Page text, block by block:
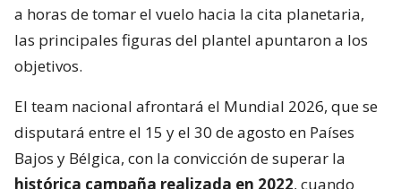
a horas de tomar el vuelo hacia la cita planetaria,
las principales figuras del plantel apuntaron a los
objetivos.
El team nacional afrontará el Mundial 2026, que se
disputará entre el 15 y el 30 de agosto en Países
Bajos y Bélgica, con la convicción de superar la
histórica campaña realizada en 2022, cuando